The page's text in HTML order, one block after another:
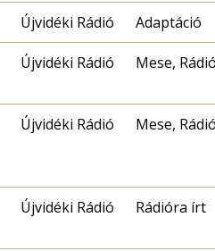
Újvidéki Rádió Adaptáció
Újvidéki Rádió Mese,
Újvidéki Rádió Mese,
Újvidéki Rádió Rádióra írt